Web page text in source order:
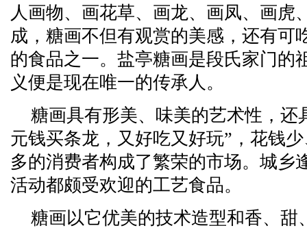
人画物、画花草、画龙、画凤、画虎
成，糖画不但有观赏的美感，还有可
的食品之一。盐亭糖画是段氏家门的
义便是现在唯一的传承人。
糖画具有形美、味美的艺术性，还
元钱买条龙，又好吃又好玩”，花钱
多的消费者构成了繁荣的市场。城乡
活动都颇受欢迎的工艺食品。
糖画以它优美的技术造型和香、甜